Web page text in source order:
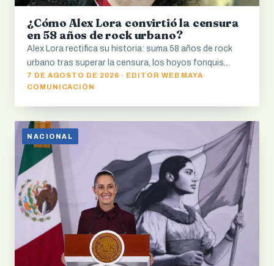
¿Cómo Alex Lora convirtió la censura
en 58 años de rock urbano?
Alex Lora rectifica su historia: suma 58 años de rock
urbano tras superar la censura, los hoyos fonquis…
7 DE AGOSTO DE 2026 · EDITOR WEB MAYA
COMUNICACIÓN
NACIONAL